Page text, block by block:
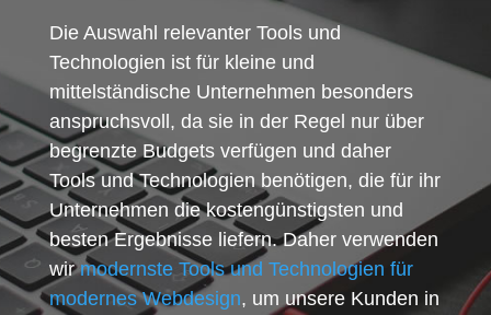
Die Auswahl relevanter Tools und
Technologien ist für kleine und
mittelständische Unternehmen besonders
anspruchsvoll, da sie in der Regel nur über
begrenzte Budgets verfügen und daher
Tools und Technologien benötigen, die für ihr
Unternehmen die kostengünstigsten und
besten Ergebnisse liefern. Daher verwenden
wirmodernste Tools und Technologien für
modernes Webdesign, um unsere Kunden in